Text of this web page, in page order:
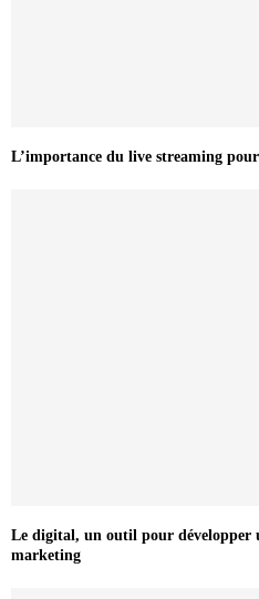
L’importance du live streaming
Le digital, un outil pour développer
marketing